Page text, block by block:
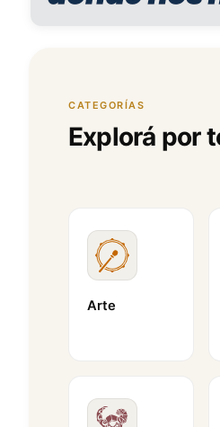
CATEGORÍAS
Explorá por
Arte